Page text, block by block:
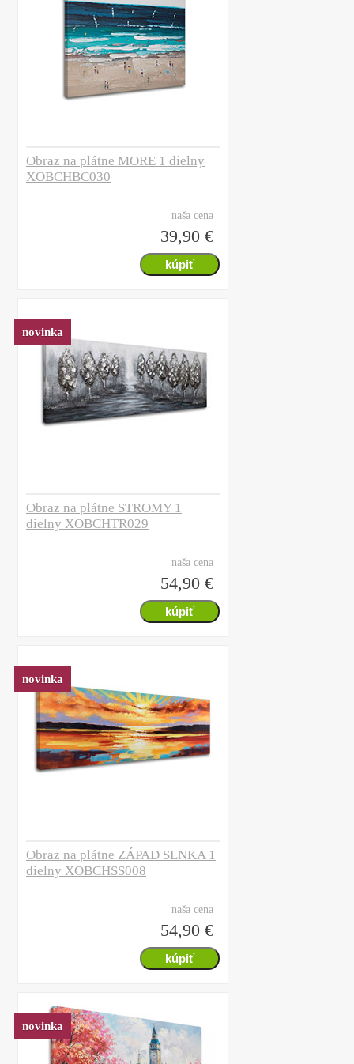
Obraz na plátne MORE 1 dielny
XOBCHBC030
naša cena
39,90 €
Obraz na plátne STROMY 1
dielny XOBCHTR029
naša cena
54,90 €
novinka
Obraz na plátne ZÁPAD SLNKA 1
dielny XOBCHSS008
naša cena
54,90 €
novinka
novinka